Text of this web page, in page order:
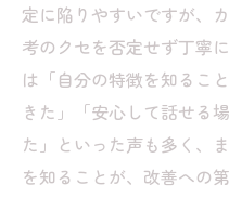
定に陥りやすいですが、
考のクセを否定せず丁寧
は「自分の特徴を知るこ
きた」「安心して話せる
た」といった声も多く、
を知ることが、改善への